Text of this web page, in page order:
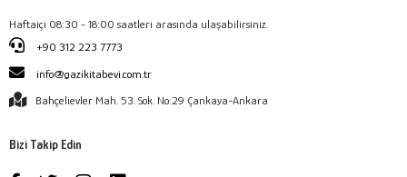
Haftaiçi 08:30 - 18:00 saatleri arasında ulaşabilirsiniz.
+90 312 223 7773
info@gazikitabevi.com.tr
Bahçelievler Mah. 53. Sok. No:29 Çankaya-Ankara
Bizi Takip Edin